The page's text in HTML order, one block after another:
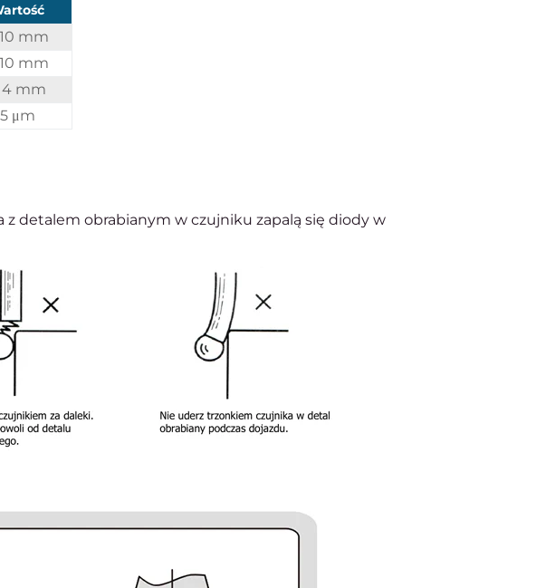
mm
mm
mm
5 μm
detalem obrabianym w czujniku zapalą się diody w